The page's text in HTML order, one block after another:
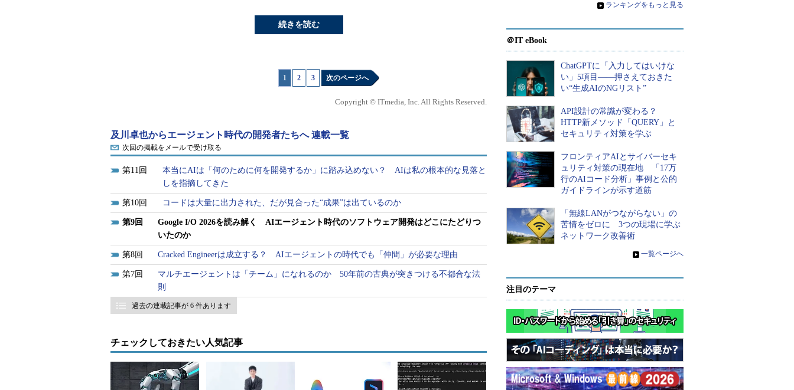
続きを読む
1 2 3 次のページへ
Copyright © ITmedia, Inc. All Rights Reserved.
及川卓也からエージェント時代の開発者たちへ 連載一覧
次回の掲載をメールで受け取る
11
本当にAIは「何のために何を開発するか」に踏み込めない？ AIは私の根本的な見落と
しを指摘してきた
10 コードは大量に出力された、だが見合った“成果”は出ているのか
9
Google I/O 2026を読み解く AIエージェント時代のソフトウェア開発はどこにたどりつ
いたのか
8 Cracked Engineerは成立する？ AIエージェントの時代でも「仲間」が必要な理由
7
マルチエージェントは「チーム」になれるのか 50年前の古典が突きつける不都合な法
則
過去の連載記事が 6 件あります
チェックしておきたい人気記事
» ランキングをもっと見る
＠IT eBook
ChatGPTに「入力してはいけな
い」5項目――押さえておきた
い“生成AIのNGリスト”
API設計の常識が変わる？
HTTP新メソッド「QUERY」と
セキュリティ対策を学ぶ
フロンティアAIとサイバーセキ
ュリティ対策の現在地 「17万
行のAIコード分析」事例と公的
ガイドラインが示す道筋
「無線LANがつながらない」の
苦情をゼロに 3つの現場に学ぶ
ネットワーク改善術
» 一覧ページへ
注目のテーマ